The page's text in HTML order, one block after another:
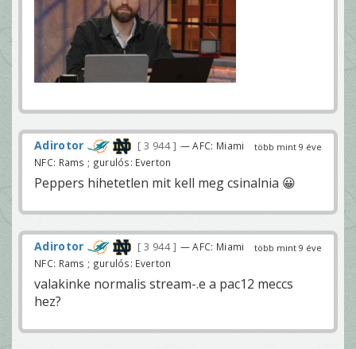
több mint 9 éve
Adirotor 3 944
— AFC: Miami
NFC: Rams ; gurulós: Everton
Peppers hihetetlen mit kell meg csinalnia 😀
több mint 9 éve
Adirotor 3 944
— AFC: Miami
NFC: Rams ; gurulós: Everton
valakinke normalis stream-.e a pac12 meccs
hez?